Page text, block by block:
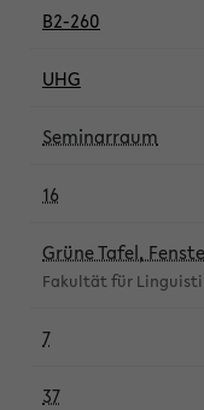
B2-260
UHG
Seminarraum
16
Grüne Tafel,
Fakultät für
7
37